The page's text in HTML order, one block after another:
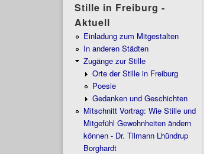
Stille in Freiburg -
Aktuell
Einladung zum Mitgestalten
In anderen Städten
Zugänge zur Stille
Orte der Stille in Freiburg
Poesie
Gedanken und Geschichten
Mitschnitt Vortrag: Wie Stille und
Mitgefühl Gewohnheiten ändern
können - Dr. Tilmann Lhündrup
Borghardt